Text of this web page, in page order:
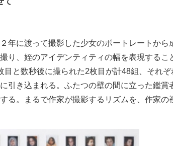
年に渡って撮影した少女のポートレートから
り、姪のアイデンティティの幅を表現するこ
目と数秒後に撮られた2枚目が計48組、それ
引き込まれる。ふたつの壁の間に立った鑑賞
る。まるで作家が撮影するリズムを、作家の